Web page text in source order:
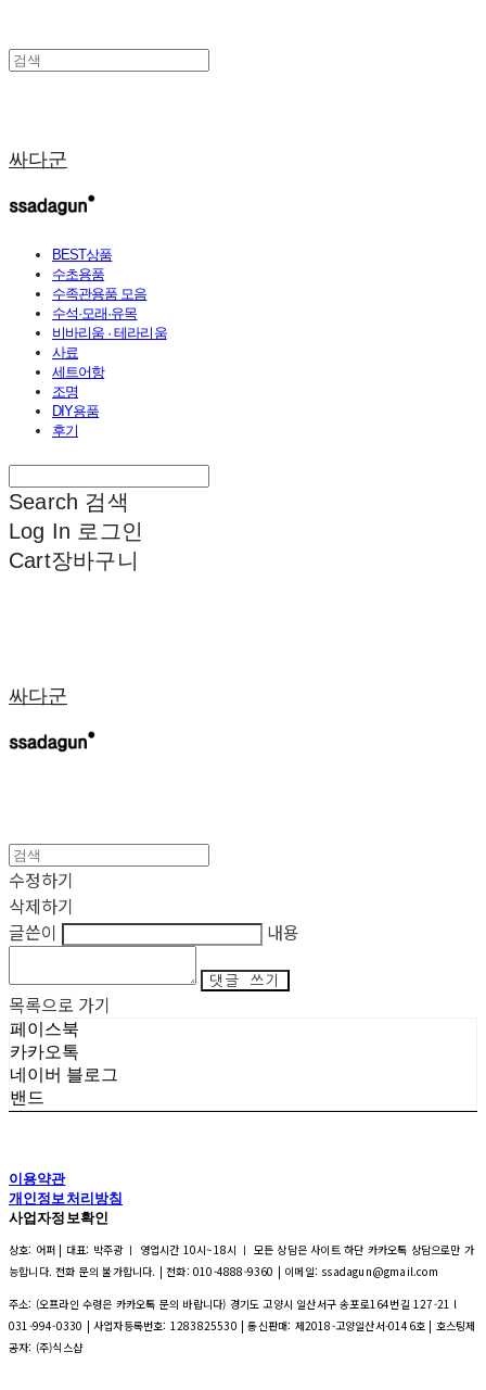
싸다군
BEST상품
수초용품
수족관용품 모음
수석·모래·유목
비바리움 · 테라리움
사료
세트어항
조명
DIY용품
후기
Search 검색
Log In 로그인
Cart장바구니
싸다군
수정하기
삭제하기
글쓴이
내용
댓글 쓰기
목록으로 가기
페이스북
카카오톡
네이버 블로그
밴드
이용약관
개인정보처리방침
사업자정보확인
상호: 어퍼 | 대표: 박주광 ㅣ 영업시간 10시~18시 ㅣ 모든 상담은 사이트 하단 카카오톡 상담으로만 가
능합니다. 전화 문의 불가합니다. | 전화: 010-4888-9360 | 이메일: ssadagun@gmail.com
주소: (오프라인 수령은 카카오톡 문의 바랍니다) 경기도 고양시 일산서구 송포로164번길 127-21 l
031-994-0330 | 사업자등록번호: 1283825530 | 통신판매: 제2018-고양일산서-0146호 | 호스팅제
공자: (주)식스샵